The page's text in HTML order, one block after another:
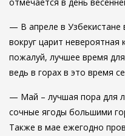
— В апреле в Узбекистане
вокруг царит невероятная
пожалуй, лучшее время
ведь в горах в это время
— Май – лучшая пора для
сочные ягоды большими
Также в мае ежегодно